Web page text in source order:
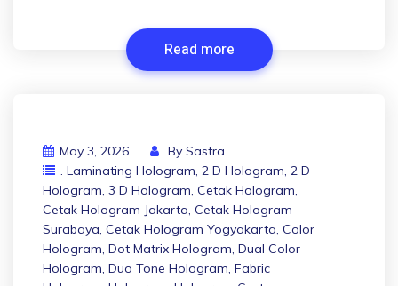
Read more
May 3, 2026 By Sastra
. Laminating Hologram, 2 D Hologram, 2 D
Hologram, 3 D Hologram, Cetak Hologram,
Cetak Hologram Jakarta, Cetak Hologram
Surabaya, Cetak Hologram Yogyakarta, Color
Hologram, Dot Matrix Hologram, Dual Color
Hologram, Duo Tone Hologram, Fabric